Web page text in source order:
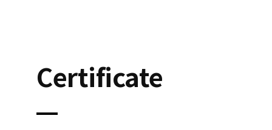
Certificate